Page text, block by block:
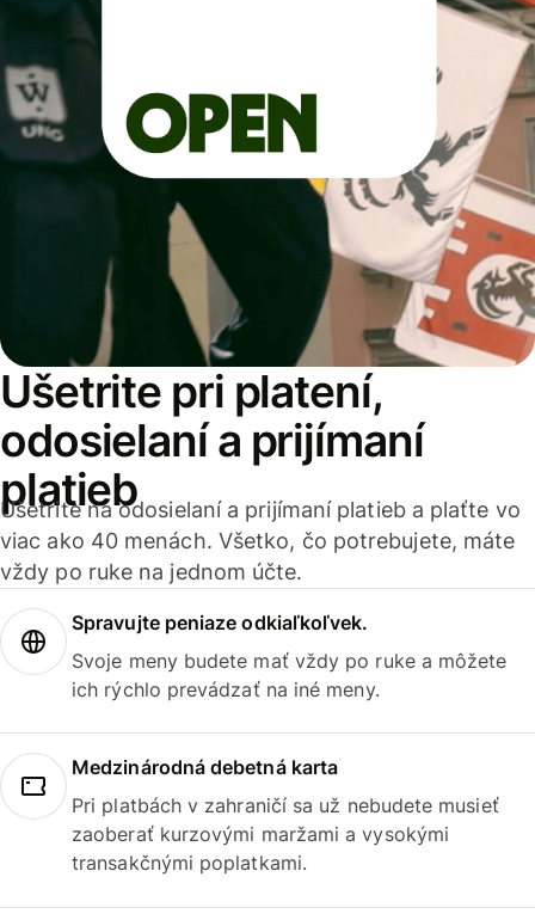
Ušetrite pri platení,
odosielaní a prijímaní
platieb
Ušetrite na odosielaní a prijímaní platieb a plaťte vo
viac ako 40 menách. Všetko, čo potrebujete, máte
vždy po ruke na jednom účte.
Spravujte peniaze odkiaľkoľvek.
Svoje meny budete mať vždy po ruke a môžete
ich rýchlo prevádzať na iné meny.
Medzinárodná debetná karta
Pri platbách v zahraničí sa už nebudete musieť
zaoberať kurzovými maržami a vysokými
transakčnými poplatkami.